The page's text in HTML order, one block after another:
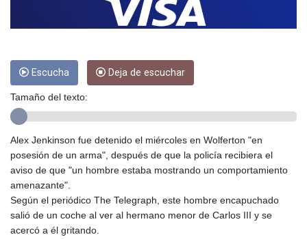
EGP 57.380687
ERN 17.342035
FKP 0.857252
GBP 0.858527
GGP 0.857252
GIP 0.857252
GMD 84.980421
GNF
GTQ 8.794891
GYD 241.157003
Escucha Deja de escuchar
Tamaño del texto:
Alex Jenkinson fue detenido el miércoles en Wolferton "en
posesión de un arma", después de que la policía recibiera el
aviso de que "un hombre estaba mostrando un comportamiento
amenazante".
Según el periódico The Telegraph, este hombre encapuchado
salió de un coche al ver al hermano menor de Carlos III y se
acercó a él gritando.